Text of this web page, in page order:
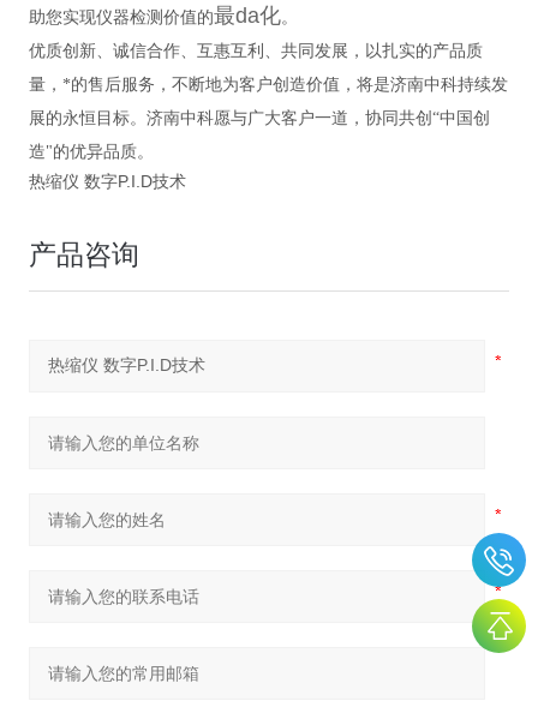
助您实现仪器检测价值的最da化。
优质创新、诚信合作、互惠互利、共同发展，以扎实的产品质
量，*的售后服务，不断地为客户创造价值，将是济南中科持续发
展的永恒目标。济南中科愿与广大客户一道，协同共创“中国创
造"的优异品质。
热缩仪 数字P.I.D技术
产品咨询